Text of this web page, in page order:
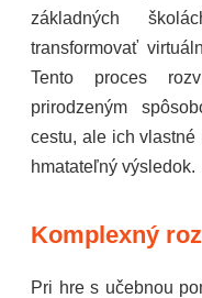
základných
transformovať
Tento proces
prirodzeným
cestu, ale ich
hmatateľný výsledok.
Komplexný
Pri hre s učebnou